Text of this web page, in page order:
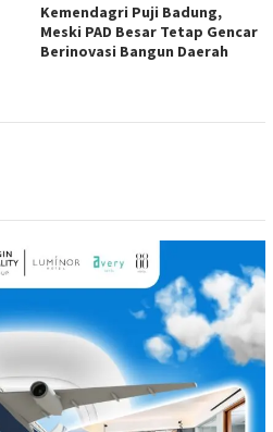
Kemendagri Puji Badung,
Meski PAD Besar Tetap Gencar
Berinovasi Bangun Daerah